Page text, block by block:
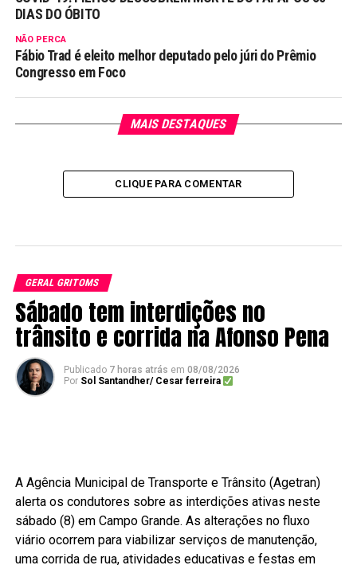
DIAS DO ÓBITO
NÃO PERCA
Fábio Trad é eleito melhor deputado pelo júri do Prêmio
Congresso em Foco
MAIS DESTAQUES
CLIQUE PARA COMENTAR
GERAL GRITOMS
Sábado tem interdições no
trânsito e corrida na Afonso Pena
Publicado 7 horas atrás em 08/08/2026
Por Sol Santandher/ Cesar ferreira
A Agência Municipal de Transporte e Trânsito (Agetran)
alerta os condutores sobre as interdições ativas neste
sábado (8) em Campo Grande. As alterações no fluxo
viário ocorrem para viabilizar serviços de manutenção,
uma corrida de rua, atividades educativas e festas em